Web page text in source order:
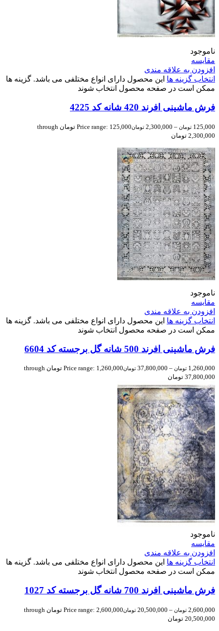
ناموجود
مقایسه
افزودن به علاقه مندی
انتخاب گزینه ها این محصول دارای انواع مختلفی می باشد. گزینه ها
ممکن است در صفحه محصول انتخاب شوند
فرش ماشینی افرند 420 شانه کد 4225
125,000 تومان –
2,300,000 تومان
Price range: 125,000 تومان through
2,300,000 تومان
ناموجود
مقایسه
افزودن به علاقه مندی
انتخاب گزینه ها این محصول دارای انواع مختلفی می باشد. گزینه ها
ممکن است در صفحه محصول انتخاب شوند
فرش ماشینی افرند 500 شانه گل برجسته کد 6604
1,260,000 تومان –
37,800,000 تومان
Price range: 1,260,000 تومان through
37,800,000 تومان
ناموجود
مقایسه
افزودن به علاقه مندی
انتخاب گزینه ها این محصول دارای انواع مختلفی می باشد. گزینه ها
ممکن است در صفحه محصول انتخاب شوند
فرش ماشینی افرند 700 شانه گل برجسته کد 1027
2,600,000 تومان –
20,500,000 تومان
Price range: 2,600,000 تومان through
20,500,000 تومان